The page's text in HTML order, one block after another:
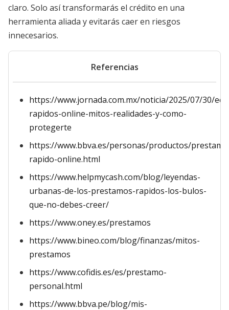
claro. Solo así transformarás el crédito en una
herramienta aliada y evitarás caer en riesgos
innecesarios.
Referencias
https://www.jornada.com.mx/noticia/2025/07/30/
rapidos-online-mitos-realidades-y-como-
protegerte
https://www.bbva.es/personas/productos/
rapido-online.html
https://www.helpmycash.com/blog/leyendas-
urbanas-de-los-prestamos-rapidos-los-bulos-
que-no-debes-creer/
https://www.oney.es/prestamos
https://www.bineo.com/blog/finanzas/mitos-
prestamos
https://www.cofidis.es/es/prestamo-
personal.html
https://www.bbva.pe/blog/mis-